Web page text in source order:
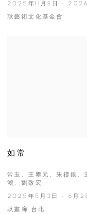
2025年11月8日 - 2026
耿藝術文化基金會
如常
常玉、王攀元、朱禮銀、
鴻、劉致宏
2025年5月3日 - 6月28
耿畫廊 台北